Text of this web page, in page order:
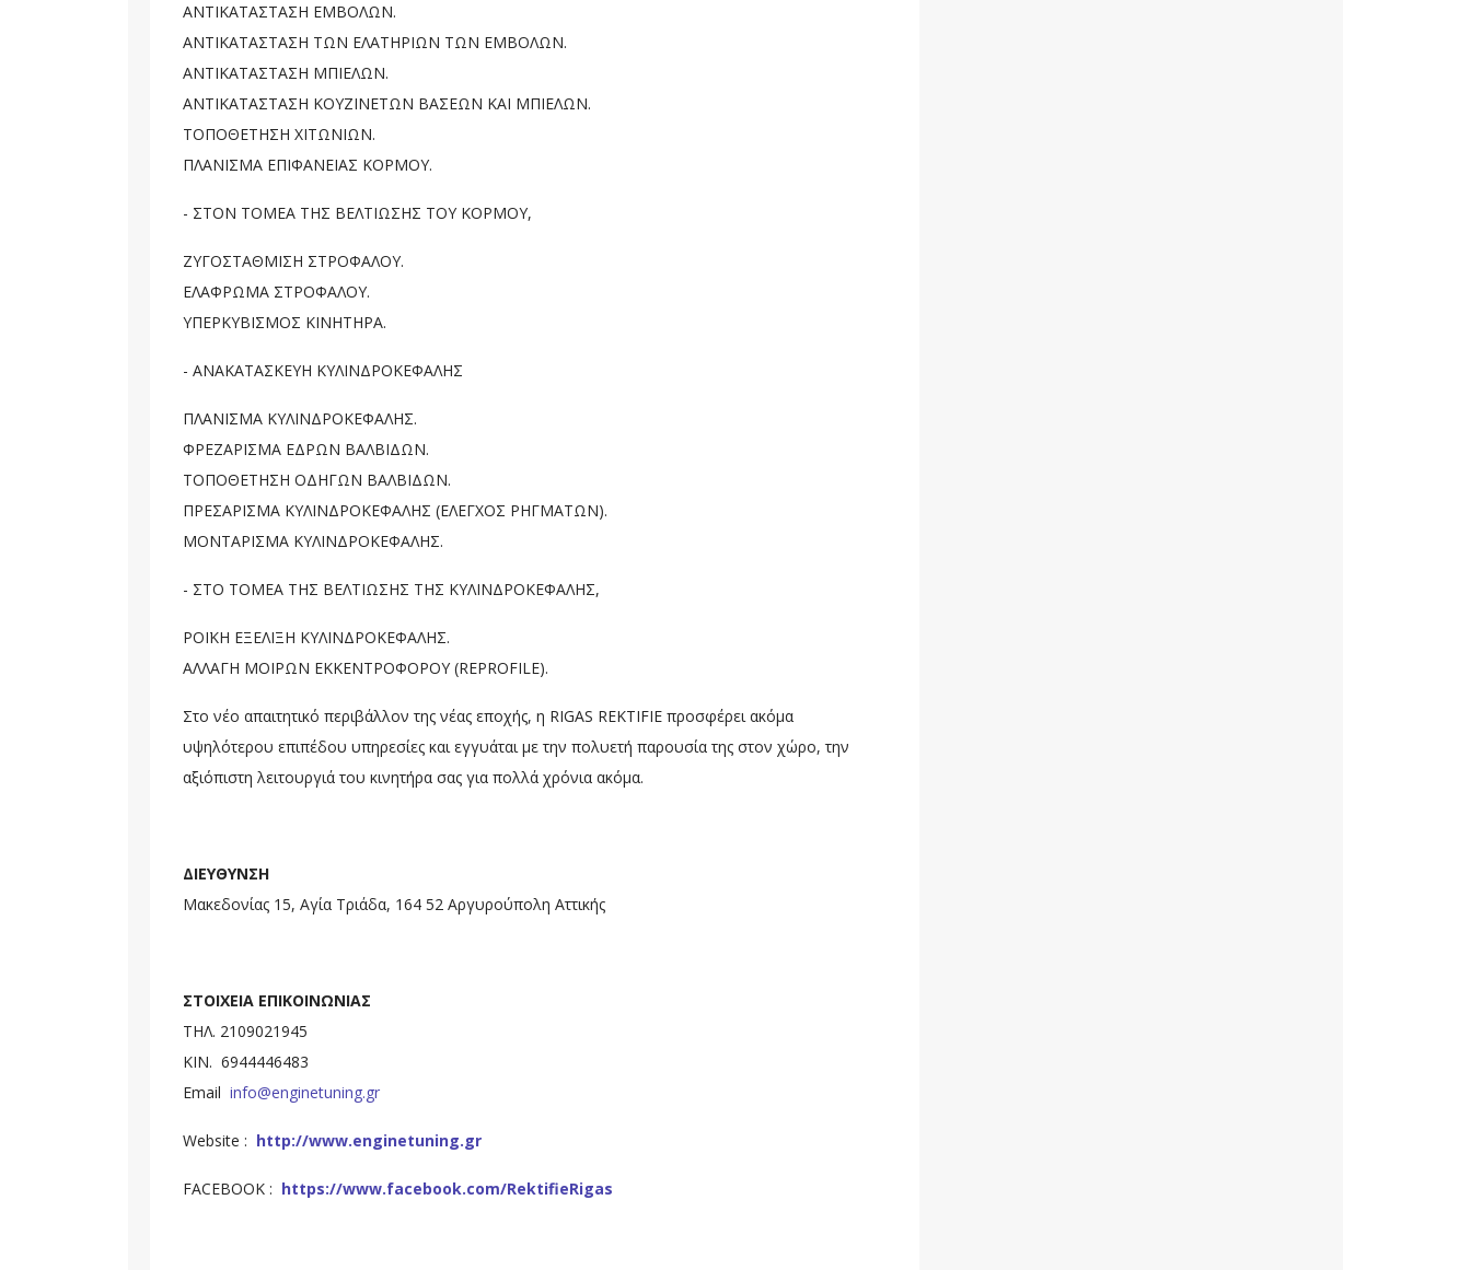
ΑΝΤΙΚΑΤΑΣΤΑΣΗ ΕΜΒΟΛΩΝ.
ΑΝΤΙΚΑΤΑΣΤΑΣΗ ΤΩΝ ΕΛΑΤΗΡΙΩΝ ΤΩΝ ΕΜΒΟΛΩΝ.
ΑΝΤΙΚΑΤΑΣΤΑΣΗ ΜΠΙΕΛΩΝ.
ΑΝΤΙΚΑΤΑΣΤΑΣΗ ΚΟΥΖΙΝΕΤΩΝ ΒΑΣΕΩΝ ΚΑΙ ΜΠΙΕΛΩΝ.
ΤΟΠΟΘΕΤΗΣΗ ΧΙΤΩΝΙΩΝ.
ΠΛΑΝΙΣΜΑ ΕΠΙΦΑΝΕΙΑΣ ΚΟΡΜΟΥ.
- ΣΤΟΝ ΤΟΜΕΑ ΤΗΣ ΒΕΛΤΙΩΣΗΣ ΤΟΥ ΚΟΡΜΟΥ,
ΖΥΓΟΣΤΑΘΜΙΣΗ ΣΤΡΟΦΑΛΟΥ.
ΕΛΑΦΡΩΜΑ ΣΤΡΟΦΑΛΟΥ.
ΥΠΕΡΚΥΒΙΣΜΟΣ ΚΙΝΗΤΗΡΑ.
- ΑΝΑΚΑΤΑΣΚΕΥΗ ΚΥΛΙΝΔΡΟΚΕΦΑΛΗΣ
ΠΛΑΝΙΣΜΑ ΚΥΛΙΝΔΡΟΚΕΦΑΛΗΣ.
ΦΡΕΖΑΡΙΣΜΑ ΕΔΡΩΝ ΒΑΛΒΙΔΩΝ.
ΤΟΠΟΘΕΤΗΣΗ ΟΔΗΓΩΝ ΒΑΛΒΙΔΩΝ.
ΠΡΕΣΑΡΙΣΜΑ ΚΥΛΙΝΔΡΟΚΕΦΑΛΗΣ (ΕΛΕΓΧΟΣ ΡΗΓΜΑΤΩΝ).
ΜΟΝΤΑΡΙΣΜΑ ΚΥΛΙΝΔΡΟΚΕΦΑΛΗΣ.
- ΣΤΟ ΤΟΜΕΑ ΤΗΣ ΒΕΛΤΙΩΣΗΣ ΤΗΣ ΚΥΛΙΝΔΡΟΚΕΦΑΛΗΣ,
ΡΟΪΚΗ ΕΞΕΛΙΞΗ ΚΥΛΙΝΔΡΟΚΕΦΑΛΗΣ.
ΑΛΛΑΓΗ ΜΟΙΡΩΝ ΕΚΚΕΝΤΡΟΦΟΡΟΥ (REPROFILE).
Στο νέο απαιτητικό περιβάλλον της νέας εποχής, η RIGAS REKTIFIE προσφέρει ακόμα
υψηλότερου επιπέδου υπηρεσίες και εγγυάται με την πολυετή παρουσία της στον χώρο, την
αξιόπιστη λειτουργιά του κινητήρα σας για πολλά χρόνια ακόμα.
ΔΙΕΥΘΥΝΣΗ
Μακεδονίας 15, Αγία Τριάδα, 164 52 Αργυρούπολη Αττικής
ΣΤΟΙΧΕΙΑ ΕΠΙΚΟΙΝΩΝΙΑΣ
ΤΗΛ. 2109021945
ΚΙΝ. 6944446483
Email info@enginetuning.gr
Website : http://www.enginetuning.gr
FACEBOOK : https://www.facebook.com/RektifieRigas